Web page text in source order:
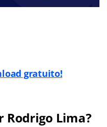
gratuito!
Rodrigo Lima?